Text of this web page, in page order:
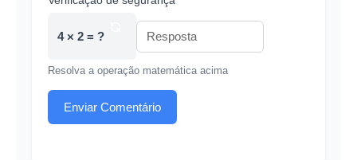
4 × 2 = ?
Resolva a operação matemática acima
Enviar Comentário